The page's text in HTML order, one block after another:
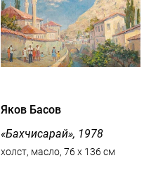
Яков Басов
«Бахчисарай», 1978
холст, масло, 76 x 136 см